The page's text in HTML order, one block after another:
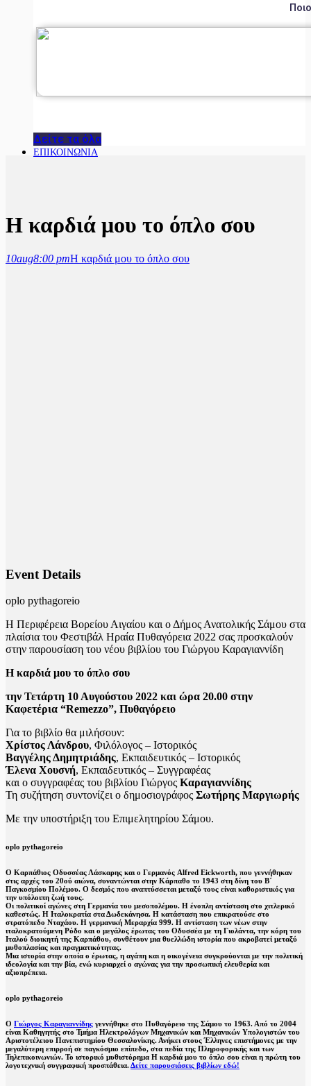
Δείτε τα όλα
ΕΠΙΚΟΙΝΩΝΙΑ
Η καρδιά μου το όπλο σου
10aug8:00 pmΗ καρδιά μου το όπλο σου
Event Details
oplo pythagoreio
Η Περιφέρεια Βορείου Αιγαίου και ο Δήμος Ανατολικής Σάμου στα
πλαίσια του Φεστιβάλ Ηραία Πυθαγόρεια 2022 σας προσκαλούν
στην παρουσίαση του νέου βιβλίου του Γιώργου Καραγιαννίδη
Η καρδιά μου το όπλο σου
την Τετάρτη 10 Αυγούστου 2022 και ώρα 20.00 στην
Καφετέρια “Remezzo”, Πυθαγόρειο
Για το βιβλίο θα μιλήσουν:
Χρίστος Λάνδρου, Φιλόλογος – Ιστορικός
Βαγγέλης Δημητριάδης, Εκπαιδευτικός – Ιστορικός
Έλενα Χουσνή, Εκπαιδευτικός – Συγγραφέας
και ο συγγραφέας του βιβλίου Γιώργος Καραγιαννίδης
Τη συζήτηση συντονίζει ο δημοσιογράφος Σωτήρης Μαργιωρής
Με την υποστήριξη του Επιμελητηρίου Σάμου.
oplo pythagoreio
Ο Καρπάθιος Οδυσσέας Λάσκαρης και ο Γερμανός Alfred Eickworth, που γεννήθηκαν
στις αρχές του 20ού αιώνα, συναντώνται στην Κάρπαθο το 1943 στη δίνη του Β΄
Παγκοσμίου Πολέμου. Ο δεσμός που αναπτύσσεται μεταξύ τους είναι καθοριστικός για
την υπόλοιπη ζωή τους.
Οι πολιτικοί αγώνες στη Γερμανία του μεσοπολέμου. Η ένοπλη αντίσταση στο χιτλερικό
καθεστώς. Η Ιταλοκρατία στα Δωδεκάνησα. Η κατάσταση που επικρατούσε στο
στρατόπεδο Νταχάου. Η γερμανική Μεραρχία 999. Η αντίσταση των νέων στην
ιταλοκρατούμενη Ρόδο και ο μεγάλος έρωτας του Οδυσσέα με τη Γιολάντα, την κόρη του
Ιταλού διοικητή της Καρπάθου, συνθέτουν μια θυελλώδη ιστορία που ακροβατεί μεταξύ
μυθοπλασίας και πραγματικότητας.
Μια ιστορία στην οποία ο έρωτας, η αγάπη και η οικογένεια συγκρούονται με την πολιτική
ιδεολογία και την βία, ενώ κυριαρχεί ο αγώνας για την προσωπική ελευθερία και
αξιοπρέπεια.
oplo pythagoreio
Ο Γιώργος Καραγιαννίδης γεννήθηκε στο Πυθαγόρειο της Σάμου το 1963. Από το 2004
είναι Καθηγητής στο Τμήμα Ηλεκτρολόγων Μηχανικών και Μηχανικών Υπολογιστών του
Αριστοτέλειου Πανεπιστημίου Θεσσαλονίκης. Ανήκει στους Έλληνες επιστήμονες με την
μεγαλύτερη επιρροή σε παγκόσμιο επίπεδο, στα πεδία της Πληροφορικής και των
Τηλεπικοινωνιών. Το ιστορικό μυθιστόρημα Η καρδιά μου το όπλο σου είναι η πρώτη του
λογοτεχνική συγγραφική προσπάθεια.Δείτε παρουσιάσεις βιβλίων εδώ!